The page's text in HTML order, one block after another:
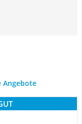
Angebote